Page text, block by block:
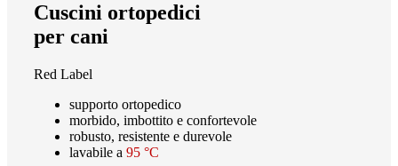
Cuscini ortopedici
per cani
Red Label
supporto ortopedico
morbido, imbottito e confortevole
robusto, resistente e durevole
lavabile a 95 °C